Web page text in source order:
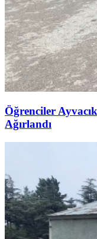
Öğrenciler
Ağırlandı